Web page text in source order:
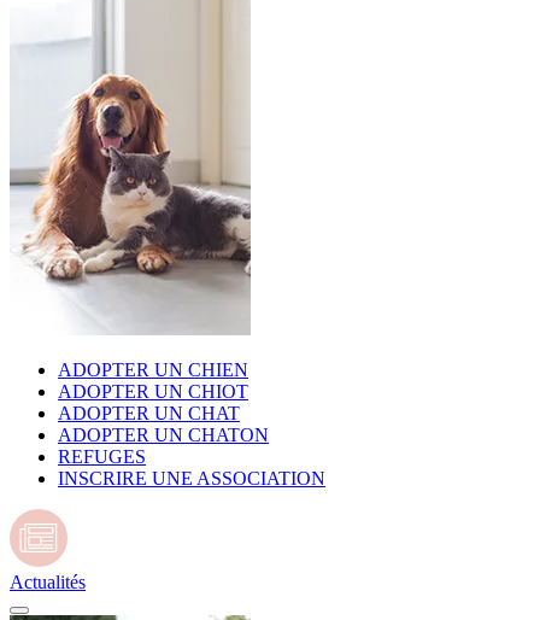
ADOPTER UN CHIEN
ADOPTER UN CHIOT
ADOPTER UN CHAT
ADOPTER UN CHATON
REFUGES
INSCRIRE UNE ASSOCIATION
Actualités